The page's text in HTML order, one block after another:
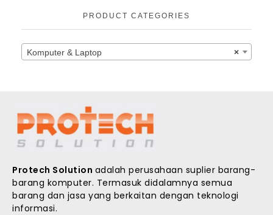
PRODUCT CATEGORIES
×
Komputer & Laptop
Protech Solution adalah perusahaan suplier barang-
barang komputer. Termasuk didalamnya semua
barang dan jasa yang berkaitan dengan teknologi
informasi.